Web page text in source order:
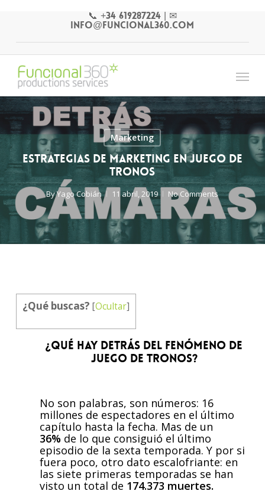
content
📞 +34 619287224| ✉
info@funcional360.com
Menu
Marketing
Estrategias de marketing en Juego de
Tronos
ByYago Cobián 11 abril, 2019 No Comments
¿Qué buscas? [Ocultar]
¿QUÉ HAY DETRÁS DEL FENÓMENO DE
JUEGO DE TRONOS?
No son palabras, son números: 16
millones de espectadores en el último
capítulo hasta la fecha. Mas de un
36% de lo que consiguió el último
episodio de la sexta temporada. Y por si
fuera poco, otro dato escalofriante: en
las siete primeras temporadas se han
visto un total de 174.373 muertes.